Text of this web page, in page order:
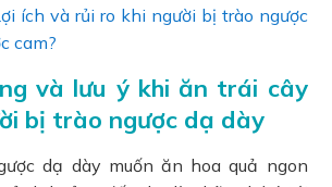
ích và rủi ro khi người bị trào ngược
cam?
và lưu ý khi ăn trái cây
bị trào ngược dạ dày
dạ dày muốn ăn hoa quả ngon